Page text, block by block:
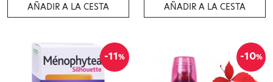
AÑADIR A LA CESTA AÑADIR A LA CESTA
-11% -10%